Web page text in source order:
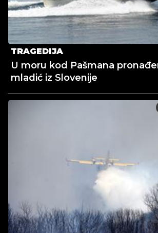
TRAGEDIJA
U moru kod Pašmana
mladić iz Slovenije